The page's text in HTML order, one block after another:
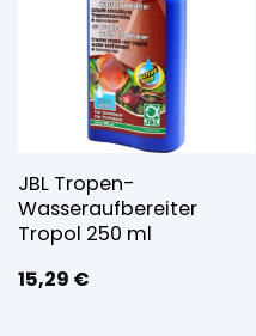
JBL Tropen-
Wasseraufbereiter
Tropol 250 ml
15,29 €